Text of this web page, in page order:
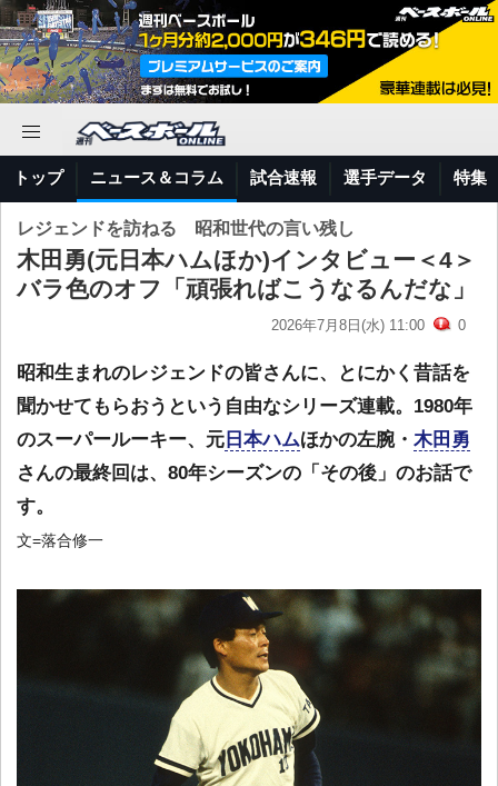
トップ ニュース＆コラム 試合速報 選手データ 特集
レジェンドを訪ねる 昭和世代の言い残し
木田勇(元日本ハムほか)インタビュー＜4＞
バラ色のオフ「頑張ればこうなるんだな」
2026年7月8日(水) 11:00 0
昭和生まれのレジェンドの皆さんに、とにかく昔話を
聞かせてもらおうという自由なシリーズ連載。1980年
のスーパールーキー、元 日本ハムほかの左腕・ 木田勇
さんの最終回は、80年シーズンの「その後」のお話で
す。
文=落合修一